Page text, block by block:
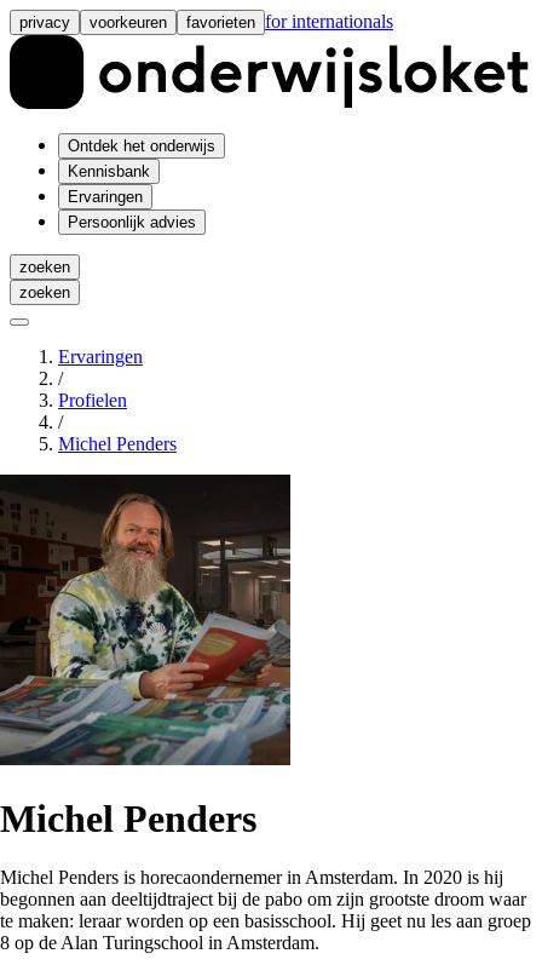
privacy voorkeuren favorieten for internationals
Ontdek het onderwijs
Kennisbank
Ervaringen
Persoonlijk advies
zoeken
zoeken
Ervaringen
/
Profielen
/
Michel Penders
Michel Penders
Michel Penders is horecaondernemer in Amsterdam. In 2020 is hij
begonnen aan deeltijdtraject bij de pabo om zijn grootste droom waar
te maken: leraar worden op een basisschool. Hij geet nu les aan groep
8 op de Alan Turingschool in Amsterdam.